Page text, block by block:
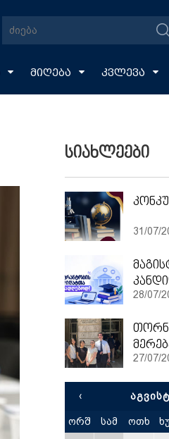
მიღება კვლევა
სიახლეები
31/07/
28/07/
27/07/
‹
ორშ სამ ოთხ